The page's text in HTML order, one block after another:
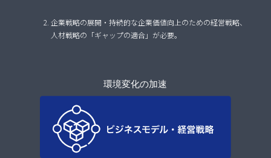
企業戦略の展開・持続的な企業価値向上のための経営戦略、
人材戦略の「ギャップの適合」が必要。